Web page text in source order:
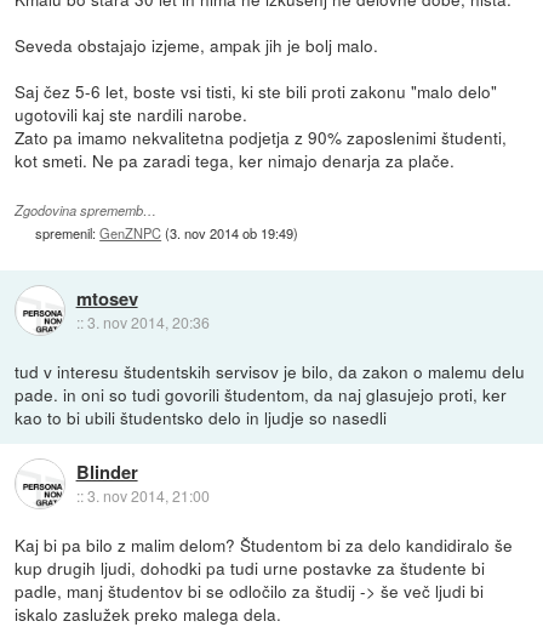
Seveda obstajajo izjeme, ampak jih je bolj malo.
Saj čez 5-6 let, boste vsi tisti, ki ste bili proti zakonu "malo delo"
ugotovili kaj ste nardili narobe.
Zato pa imamo nekvalitetna podjetja z 90% zaposlenimi študenti,
kot smeti. Ne pa zaradi tega, ker nimajo denarja za plače.
Zgodovina sprememb…
spremenil:GenZNPC(3. nov 2014 ob 19:49)
mtosev
::3. nov 2014, 20:36
tud v interesu študentskih servisov je bilo, da zakon o malemu delu
pade. in oni so tudi govorili študentom, da naj glasujejo proti, ker
kao to bi ubili študentsko delo in ljudje so nasedli
Blinder
::3. nov 2014, 21:00
Kaj bi pa bilo z malim delom? Študentom bi za delo kandidiralo še
kup drugih ljudi, dohodki pa tudi urne postavke za študente bi
padle, manj študentov bi se odločilo za študij -> še več ljudi bi
iskalo zaslužek preko malega dela.